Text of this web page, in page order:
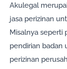
Akulegal
jasa perizinan
Misalnya seperti
pendirian badan
perizinan